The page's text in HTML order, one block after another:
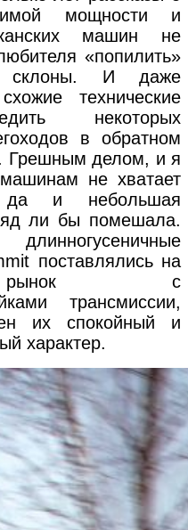
мощности и
машин не
«попилить»
склоны. И даже
технические
некоторых
в обратном
Грешным делом, и я
не хватает
да и небольшая
ли бы помешала.
поставлялись на
рынок с
трансмиссии,
их спокойный и
характер.